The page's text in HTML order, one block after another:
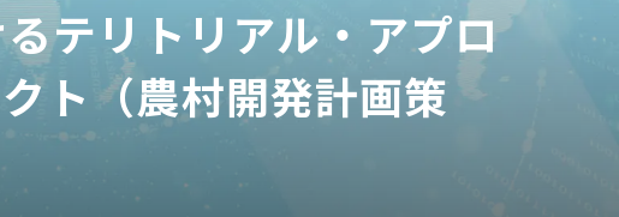
テリトリアル・アプロ
ト（農村開発計画策